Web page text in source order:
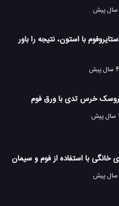
با استون، نتیجه را باور
4 سال پیش
خرس تدی با ورق فوم